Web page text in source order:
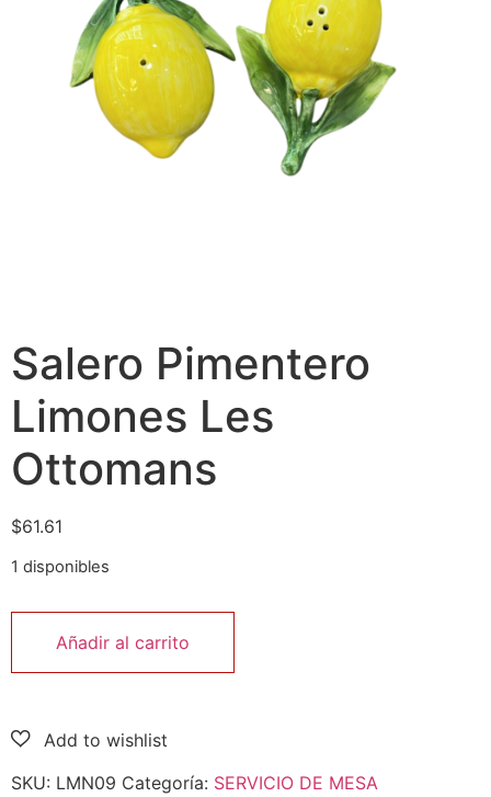
Salero Pimentero
Limones Les
Ottomans
$61.61
1 disponibles
Añadir al carrito
SKU: LMN09 Categoría: SERVICIO DE MESA